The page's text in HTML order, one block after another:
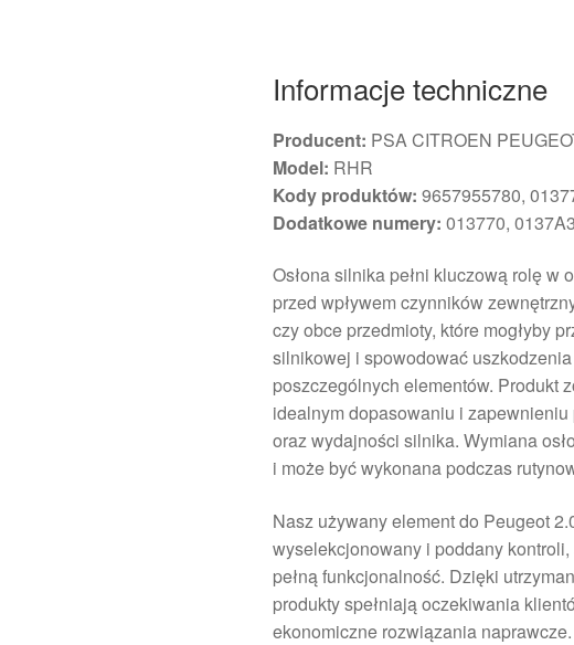
Informacje techniczne
Producent: PSA CITROEN
Model: RHR
Kody produktów: 9657955780,
Dodatkowe numery: 013770, 0137A3
Osłona silnika pełni kluczową rolę w
przed wpływem czynników
czy obce przedmioty, które mogłyby
silnikowej i spowodować
poszczególnych elementów. Produkt
idealnym dopasowaniu i
oraz wydajności silnika. Wymiana
i może być wykonana podczas
Nasz używany element do Peugeot
wyselekcjonowany i poddany
pełną funkcjonalność. Dzięki
produkty spełniają oczekiwania
ekonomiczne rozwiązania naprawcze.